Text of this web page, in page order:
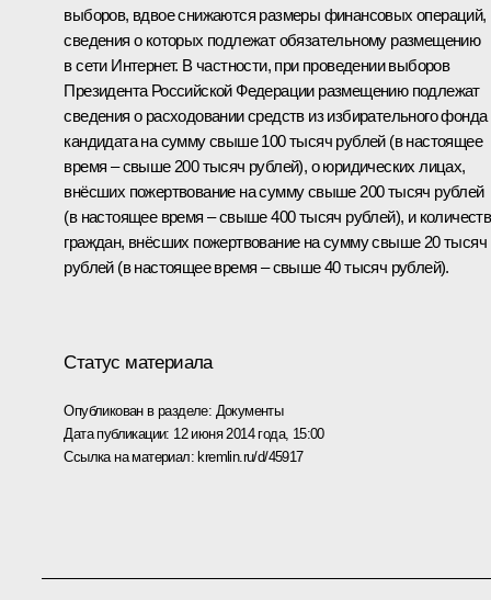
выборов, вдвое снижаются размеры финансовых операций,
сведения о которых подлежат обязательному размещению
в сети Интернет. В частности, при проведении выборов
Президента Российской Федерации размещению подлежат
сведения о расходовании средств из избирательного фонда
кандидата на сумму свыше 100 тысяч рублей (в настоящее
время – свыше 200 тысяч рублей), о юридических лицах,
внёсших пожертвование на сумму свыше 200 тысяч рублей
(в настоящее время – свыше 400 тысяч рублей), и
граждан, внёсших пожертвование на сумму свыше 20 тысяч
рублей (в настоящее время – свыше 40 тысяч рублей).
Статус материала
Опубликован в разделе: Документы
Дата публикации: 12 июня 2014 года, 15:00
Ссылка на материал: kremlin.ru/d/45917